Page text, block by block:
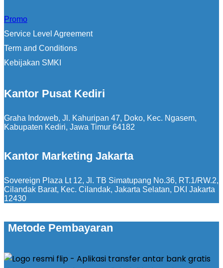
Promo
Service Level Agreement
Term and Conditions
Kebijakan SMKI
Kantor Pusat Kediri
Graha Indoweb, Jl. Kahuripan 47, Doko, Kec. Ngasem,
Kabupaten Kediri, Jawa Timur 64182
Kantor Marketing Jakarta
Sovereign Plaza Lt 12, Jl. TB Simatupang No.36, RT.1/RW.2,
Cilandak Barat, Kec. Cilandak, Jakarta Selatan, DKI Jakarta
12430
Metode Pembayaran